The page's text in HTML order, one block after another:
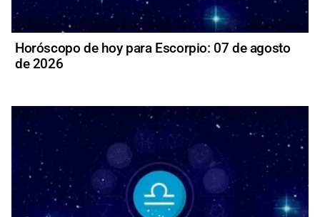
Horóscopo de hoy para Escorpio: 07 de agosto
de 2026